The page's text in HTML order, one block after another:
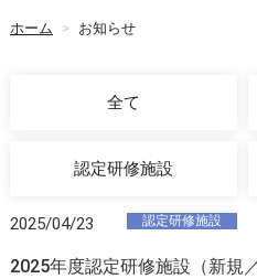
ホーム > お知らせ
全て
認定研修施設
2025/04/23 認定研修施設
2025年度認定研修施設（新規